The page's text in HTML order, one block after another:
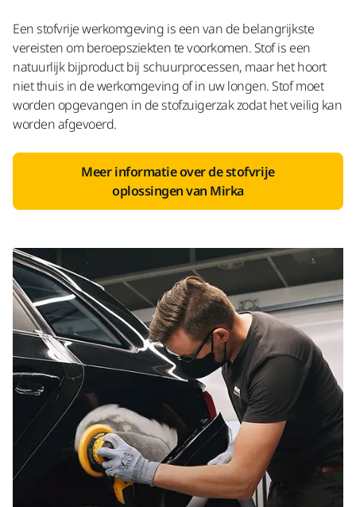
Een stofvrije werkomgeving is een van de belangrijkste
vereisten om beroepsziekten te voorkomen. Stof is een
natuurlijk bijproduct bij schuurprocessen, maar het hoort
niet thuis in de werkomgeving of in uw longen. Stof moet
worden opgevangen in de stofzuigerzak zodat het veilig kan
worden afgevoerd.
Meer informatie over de stofvrije
oplossingen van Mirka